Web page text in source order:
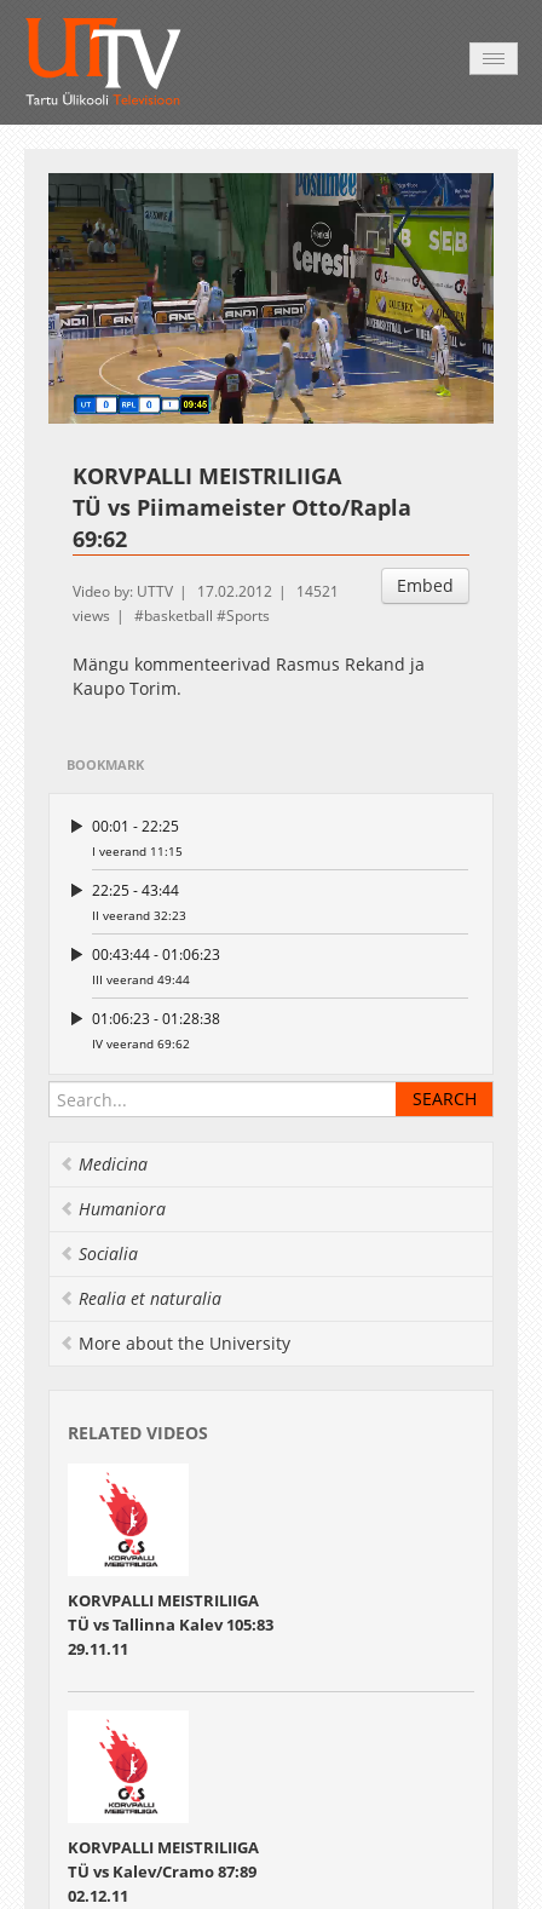
UnmuteLoaded:
1.08%
Esituskiirused
Auto
KORVPALLI MEISTRILIIGA
TÜ vs Piimameister Otto/Rapla
69:62
Embed
Video by: UTTV 17.02.2012
14521
views
basketball Sports
Mängu kommenteerivad Rasmus Rekand ja
Kaupo Torim.
BOOKMARK
00:01 - 22:25
I veerand 11:15
22:25 - 43:44
II veerand 32:23
00:43:44 - 01:06:23
III veerand 49:44
01:06:23 - 01:28:38
IV veerand 69:62
Medicina
Humaniora
Socialia
Realia et naturalia
More about the University
RELATED VIDEOS
KORVPALLI MEISTRILIIGA
TÜ vs Tallinna Kalev 105:83
29.11.11
KORVPALLI MEISTRILIIGA
TÜ vs Kalev/Cramo 87:89
02.12.11